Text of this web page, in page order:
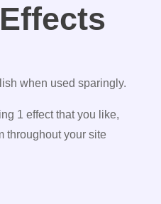
when used sparingly.
1 effect that you like,
throughout your site